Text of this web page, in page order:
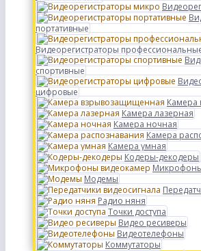
портативные
Видеорегистраторы
спортивные
цифровые
Камера
Камера лазерная
Камера ночная
Камера
Камера умная
Кодеры-декодеры
Модемы
Радио няня
Точки доступа
Видео ресиверы
Видеотелефоны
Коммутаторы